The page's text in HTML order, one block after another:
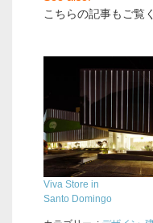
こちらの記事もご覧
Viva Store in
Santo Domingo